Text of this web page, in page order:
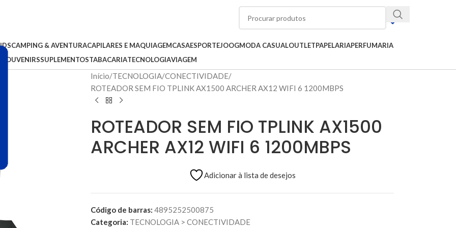
CAMPING & AVENTURACAPILARES E MAQUIAGEMCASAESPORTEJOOGMODA CASUALOUTLETPAPELARIAPERFUMARIA
SOUVENIRSSUPLEMENTOSTABACARIATECNOLOGIAVIAGEM
Início TECNOLOGIA CONECTIVIDADE
ROTEADOR SEM FIO TPLINK AX1500 ARCHER AX12 WIFI 6 1200MBPS
ROTEADOR SEM FIO TPLINK AX1500
ARCHER AX12 WIFI 6 1200MBPS
Adicionar à lista de desejos
Código de barras: 4895252500875
Categoria: TECNOLOGIA > CONECTIVIDADE